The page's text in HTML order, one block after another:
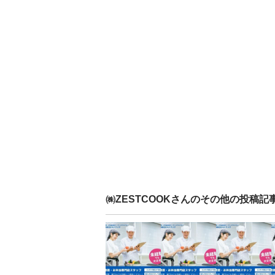
㈱ZESTCOOKさんのその他の投稿記